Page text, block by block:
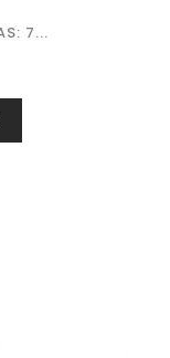
LOTE REGALO DE CERVEZAS: 7...